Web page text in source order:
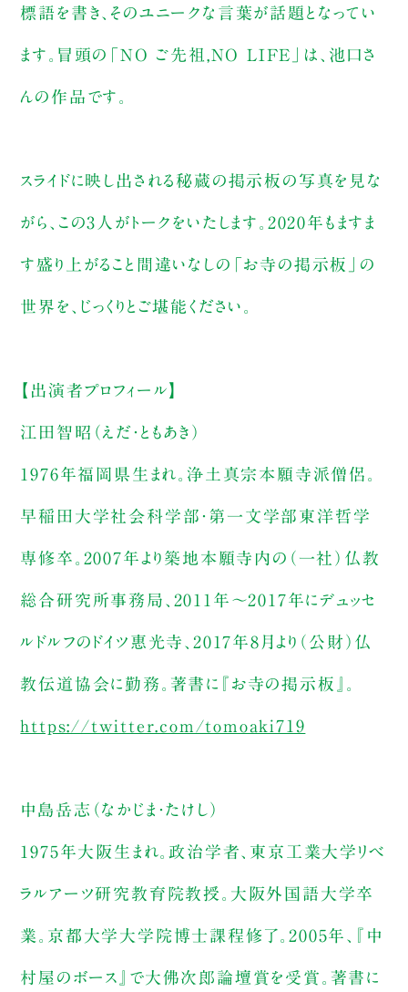
標語を書き、そのユニークな言葉が話題となってい
ます。冒頭の「NO ご先祖,NO LIFE」は、池口さ
んの作品です。
スライドに映し出される秘蔵の掲示板の写真を見な
がら、この3人がトークをいたします。2020年もますま
す盛り上がること間違いなしの「お寺の掲示板」の
世界を、じっくりとご堪能ください。
【出演者プロフィール】
江田智昭（えだ・ともあき）
1976年福岡県生まれ。浄土真宗本願寺派僧侶。
早稲田大学社会科学部・第一文学部東洋哲学
専修卒。2007年より築地本願寺内の（一社）仏教
総合研究所事務局、2011年～2017年にデュッセ
ルドルフのドイツ惠光寺、2017年8月より（公財）仏
教伝道協会に勤務。著書に『お寺の掲示板』。
https://twitter.com/tomoaki719
中島岳志（なかじま・たけし）
1975年大阪生まれ。政治学者、東京工業大学リベ
ラルアーツ研究教育院教授。大阪外国語大学卒
業。京都大学大学院博士課程修了。2005年、『中
村屋のボース』で大佛次郎論壇賞を受賞。著書に